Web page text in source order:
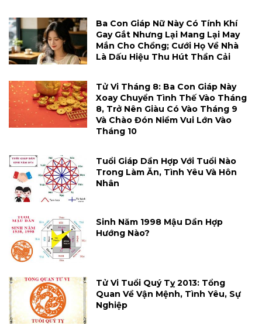
Ba Con Giáp Nữ Này Có Tính Khí
Gay Gắt Nhưng Lại Mang Lại May
Mắn Cho Chồng; Cưới Họ Về Nhà
Là Dấu Hiệu Thu Hút Thần Cải
Tử Vi Tháng 8: Ba Con Giáp Này
Xoay Chuyển Tình Thế Vào Tháng
8, Trở Nên Giàu Có Vào Tháng 9
Và Chào Đón Niềm Vui Lớn Vào
Tháng 10
Tuổi Giáp Dần Hợp Với Tuổi Nào
Trong Làm Ăn, Tình Yêu Và Hôn
Nhân
Sinh Năm 1998 Mậu Dần Hợp
Hướng Nào?
Tử Vi Tuổi Quý Tỵ 2013: Tổng
Quan Về Vận Mệnh, Tình Yêu, Sự
Nghiệp